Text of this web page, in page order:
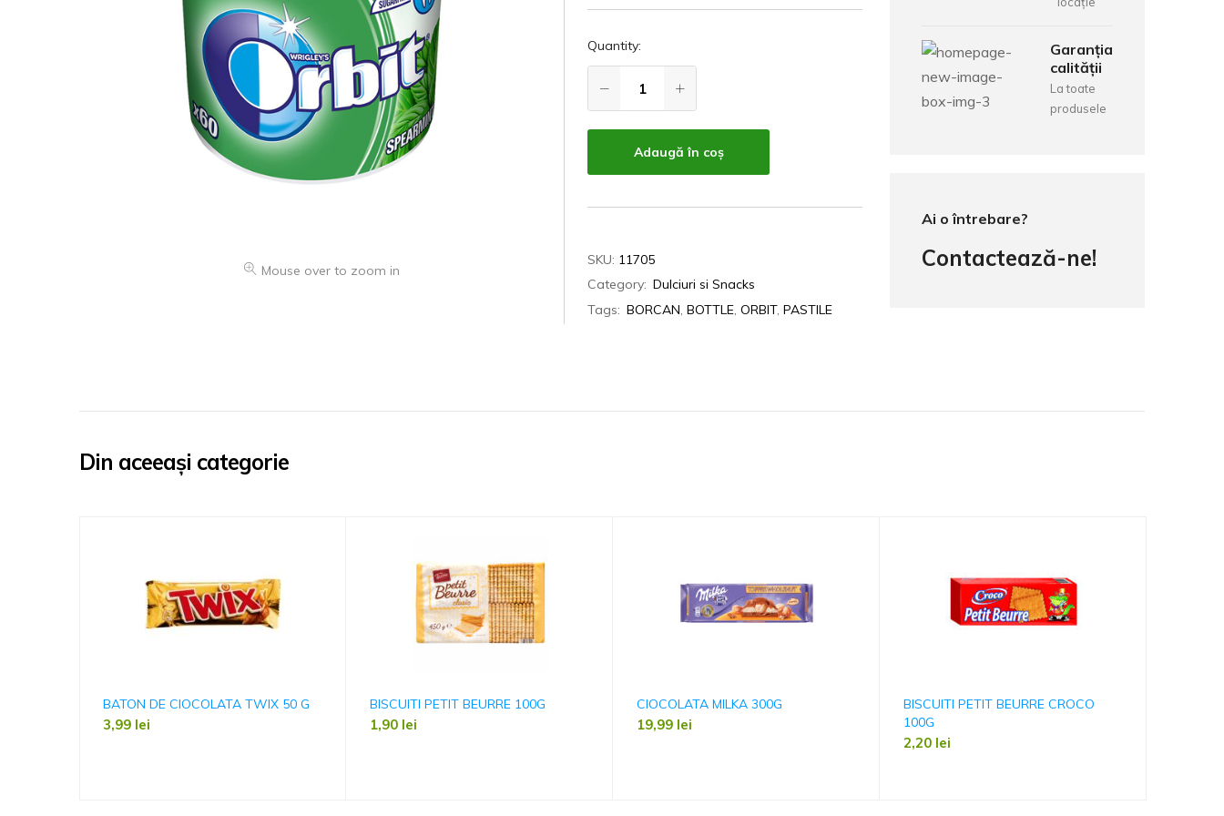
Mouse over to zoom in
Quantity:
Adaugă în coș
SKU: 11705
Category: Dulciuri si Snacks
Tags: BORCAN,BOTTLE,ORBIT,PASTILE
Garanția
calității
La toate
produsele
Ai o întrebare?
Contactează-ne!
Din aceeași categorie
BATON DE CIOCOLATA TWIX 50 G
3,99 lei
BISCUITI PETIT BEURRE 100G
1,90 lei
CIOCOLATA MILKA 300G
19,99 lei
BISCUITI PETIT BEURRE CROCO
100G
2,20 lei